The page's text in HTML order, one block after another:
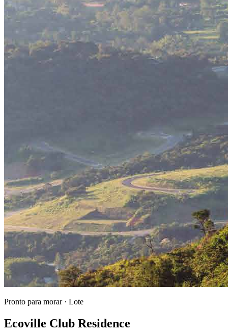
Pronto para morar· Lote
Ecoville Club Residence